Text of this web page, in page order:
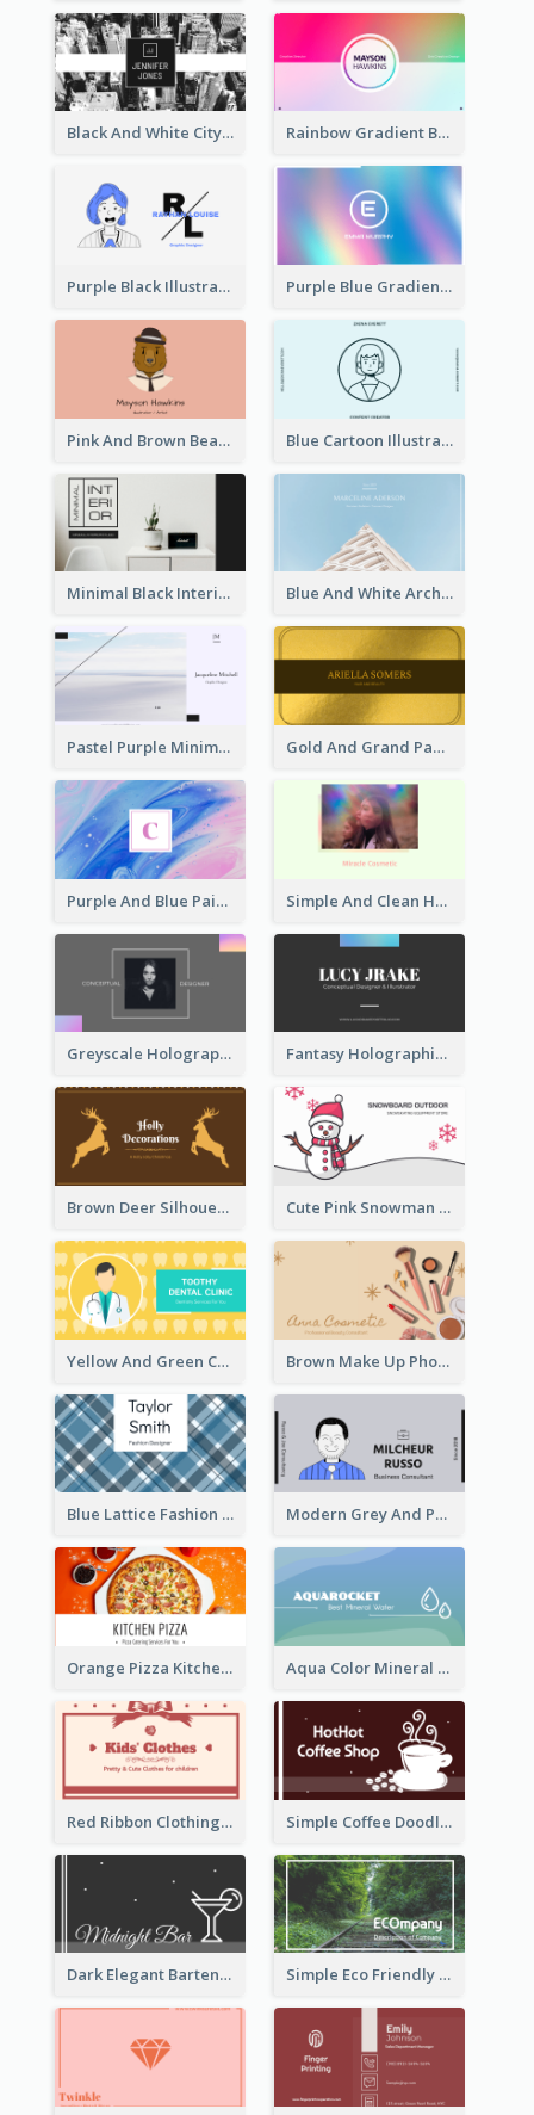
Black And White City Photo Business Card Rainbow Gradient Background Business Card
Purple Black Illustration Portrait Business Card Purple Blue Gradient Background Business Card
Pink And Brown Bear Illustration Business Card Blue Cartoon Illustration Portrait Business Card
Minimal Black Interior Design Business Card Blue And White Architecture Background Business Card
Pastel Purple Minimal Designer Business Card Gold And Grand Paper Texture Business Card
Purple And Blue Painting Texture Business Card Simple And Clean Holographic Business Card Design
Greyscale Holographic Minimal Business Card Design Template Fantasy Holographic Business Card Ideas For Cool Designer
Brown Deer Silhouette Christmas Decorations Business Card Cute Pink Snowman Snowboard Store Business Card
Yellow And Green Cartoon Dental Clinic Business Card Brown Make Up Photo Cosmetic Business Card
Blue Lattice Fashion Designer Business Card Modern Grey And Purple Business Consultant Card
Orange Pizza Kitchen Business Card Aqua Color Mineral Water Business Card Design
Red Ribbon Clothing Business Card Design Free Simple Coffee Doodle Business Card Maker
Dark Elegant Bartender Personal Business Card Design Simple Eco Friendly Business Card Design